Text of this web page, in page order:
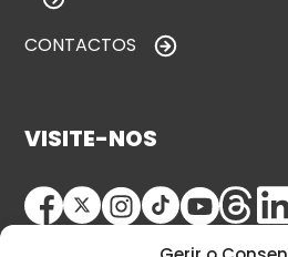
CONTACTOS
VISITE-NOS